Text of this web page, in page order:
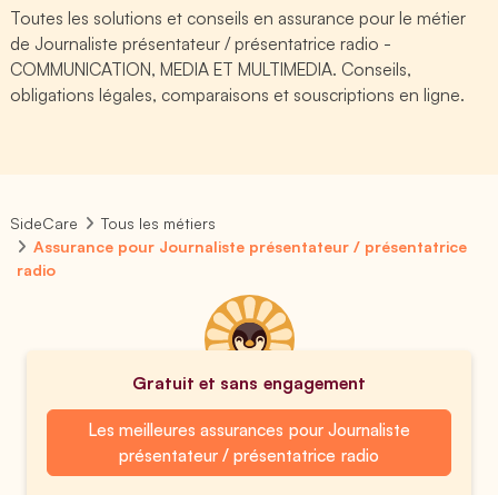
Toutes les solutions et conseils en assurance pour le métier
de Journaliste présentateur / présentatrice radio -
COMMUNICATION, MEDIA ET MULTIMEDIA. Conseils,
obligations légales, comparaisons et souscriptions en ligne.
SideCare
Tous les métiers
Assurance pour Journaliste présentateur / présentatrice
radio
Gratuit et sans engagement
Les meilleures assurances pour Journaliste
présentateur / présentatrice radio